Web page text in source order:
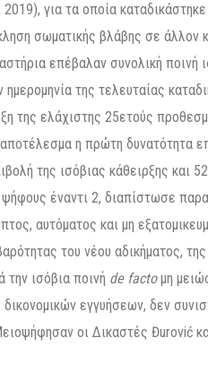
για τα οποία
σωματικής βλάβης σε άλλον
επέβαλαν συνολική ποινή
της τελευταίας
της ελάχιστης 25ετούς
η πρώτη δυνατότητα
της ισόβιας κάθειρξης και
έναντι 2, διαπίστωσε
αυτόματος και μη
του νέου αδικήματος,
την ισόβια ποινή de factoμη
εγγυήσεων, δεν
οι Δικαστές Đurović